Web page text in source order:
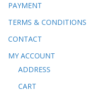
PAYMENT
TERMS & CONDITIONS
CONTACT
MY ACCOUNT
ADDRESS
CART